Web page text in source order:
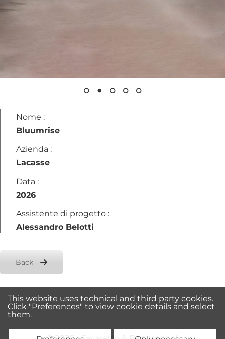
Nome :
Bluumrise
Azienda :
Lacasse
Data :
2026
Assistente di progetto :
Alessandro Belotti
Back
This website uses technical and third party cookies.
Click "Preferences" to view cookie details and select
them.